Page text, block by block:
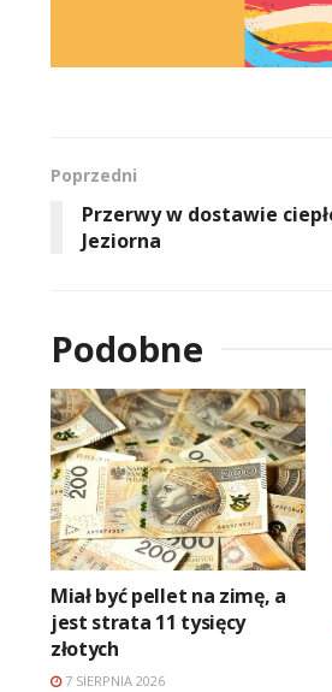
Poprzedni
Przerwy w dostawie
Jeziorna
Podobne
Miał być pellet na zimę, a
jest strata 11 tysięcy
złotych
7 SIERPNIA 2026